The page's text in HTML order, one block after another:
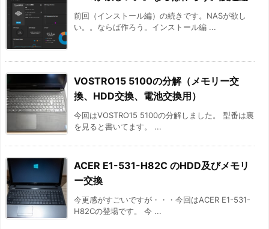
前回（インストール編）の続きです。NASが欲し
い。。ならば作ろう。インストール編 ...
VOSTRO15 5100の分解（メモリー交
換、HDD交換、電池交換用）
今回はVOSTRO15 5100の分解しました。 型番は裏
を見ると書いてます。 ...
ACER E1-531-H82C のHDD及びメモリ
ー交換
今更感がすごいですが・・・今回はACER E1-531-
H82Cの登場です。 今 ...